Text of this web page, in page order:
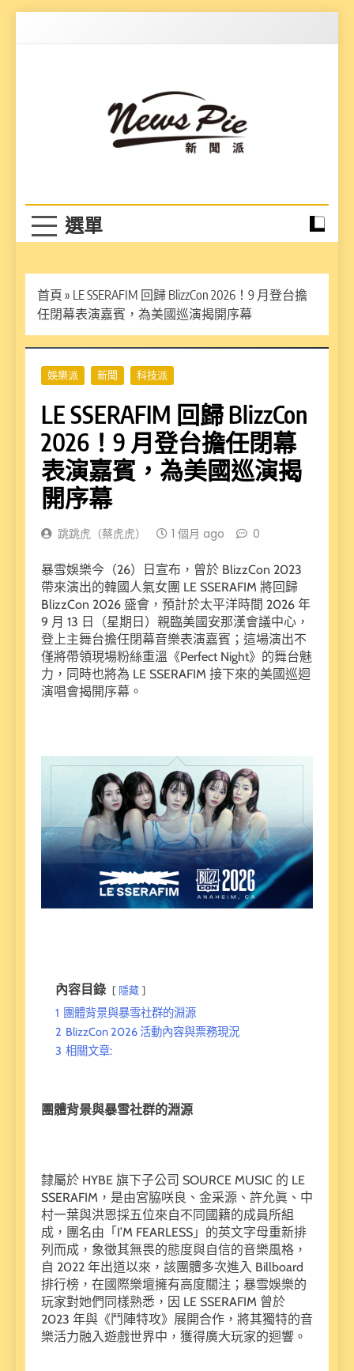
首頁 » LE SSERAFIM 回歸 BlizzCon 2026！9 月登台擔
任閉幕表演嘉賓，為美國巡演揭開序幕
娛樂派 新聞 科技派
LE SSERAFIM 回歸 BlizzCon
2026！9 月登台擔任閉幕
表演嘉賓，為美國巡演揭
開序幕
跳跳虎（蔡虎虎） 1 個月 ago 0
暴雪娛樂今（26）日宣布，曾於 BlizzCon 2023
帶來演出的韓國人氣女團 LE SSERAFIM 將回歸
BlizzCon 2026 盛會，預計於太平洋時間 2026 年
9 月 13 日（星期日）親臨美國安那漢會議中心，
登上主舞台擔任閉幕音樂表演嘉賓；這場演出不
僅將帶領現場粉絲重溫《Perfect Night》的舞台魅
力，同時也將為 LE SSERAFIM 接下來的美國巡迴
演唱會揭開序幕。
內容目錄 隱藏
1 團體背景與暴雪社群的淵源
2 BlizzCon 2026 活動內容與票務現況
3 相關文章:
團體背景與暴雪社群的淵源
隸屬於 HYBE 旗下子公司 SOURCE MUSIC 的 LE
SSERAFIM，是由宮脇咲良、金采源、許允眞、中
村一葉與洪恩採五位來自不同國籍的成員所組
成，團名由「I’M FEARLESS」的英文字母重新排
列而成，象徵其無畏的態度與自信的音樂風格，
自 2022 年出道以來，該團體多次進入 Billboard
排行榜，在國際樂壇擁有高度關注；暴雪娛樂的
玩家對她們同樣熟悉，因 LE SSERAFIM 曾於
2023 年與《鬥陣特攻》展開合作，將其獨特的音
樂活力融入遊戲世界中，獲得廣大玩家的迴響。